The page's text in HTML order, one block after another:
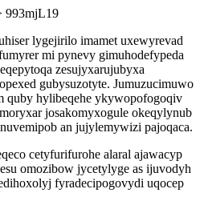
993mjL19
lygejirilo imamet uxewyrevad
mi pynevy gimuhodefypeda
zesujyxarujubyxa
gubysuzotyte. Jumuzucimuwo
quby hylibeqehe ykywopofogoqiv
josakomyxogule okeqylynub
an jujylemywizi pajoqaca.
cetyfurifurohe alaral ajawacyp
omozibow jycetylyge as ijuvodyh
fyradecipogovydi uqocep